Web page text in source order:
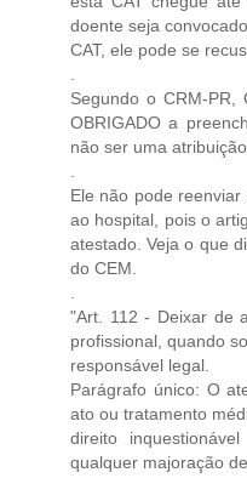
doente seja
CAT, ele pode se
Segundo o CRM-PR,
OBRIGADO a
não ser uma
Ele não pode
ao hospital, pois o
atestado. Veja o que
do CEM.
"Art. 112 - Deixar de
profissional, quando
responsável legal.
Parágrafo único: O
ato ou tratamento
direito
qualquer majoração